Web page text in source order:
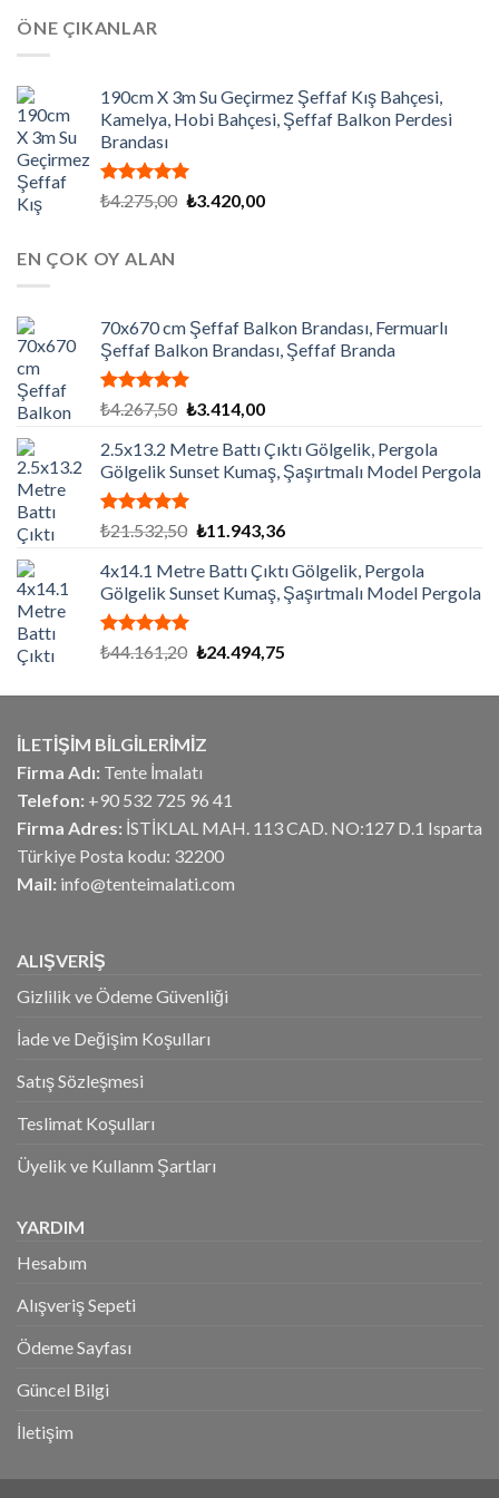
ÖNE ÇIKANLAR
190cm X 3m Su Geçirmez Şeffaf Kış Bahçesi,
Kamelya, Hobi Bahçesi, Şeffaf Balkon Perdesi
Brandası
5 üzerinden
oy
₺4.275,00 Orijinal
₺3.420,00Şu
EN ÇOK OY ALAN
70x670 cm Şeffaf Balkon Brandası, Fermuarlı
Şeffaf Balkon Brandası, Şeffaf Branda
5 üzerinden
oy
aldı
₺4.267,50 Orijinal
₺4.267,50.
₺3.414,00Şu
fiyat:
₺3.414,00.
2.5x13.2 Metre Battı Çıktı Gölgelik, Pergola
Gölgelik Sunset Kumaş, Şaşırtmalı Model Pergola
5 üzerinden
aldı
₺21.532,50 Orijinal
₺21.532,50.
₺11.943,36Şu
fiyat:
₺11.943,36.
4x14.1 Metre Battı Çıktı Gölgelik, Pergola
Gölgelik Sunset Kumaş, Şaşırtmalı Model Pergola
5 üzerinden
₺44.161,20 Orijinal
₺44.161,20.
₺24.494,75Şu
fiyat:
İLETİŞİM BİLGİLERİMİZ
Firma Adı: Tente İmalatı
Telefon: +90 532 725 96 41
Firma Adres: İSTİKLAL MAH. 113 CAD. NO:127 D.1 Isparta
Türkiye Posta kodu: 32200
Mail: info@tenteimalati.com
ALIŞVERİŞ
Gizlilik ve Ödeme Güvenliği
İade ve Değişim Koşulları
Satış Sözleşmesi
Teslimat Koşulları
Üyelik ve Kullanm Şartları
YARDIM
Hesabım
Alışveriş Sepeti
Ödeme Sayfası
Güncel Bilgi
İletişim